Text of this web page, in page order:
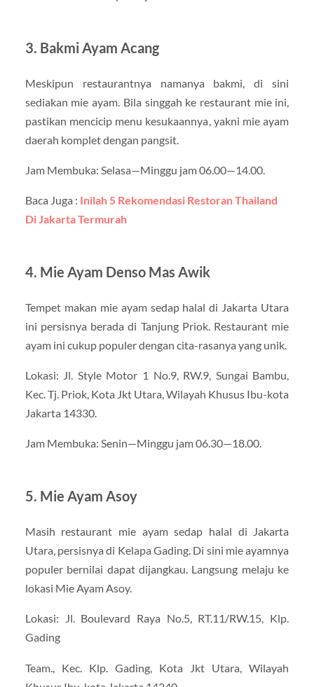
3. Bakmi Ayam Acang
Meskipun restaurantnya namanya bakmi, di sini
sediakan mie ayam. Bila singgah ke restaurant mie ini,
pastikan mencicip menu kesukaannya, yakni mie ayam
daerah komplet dengan pangsit.
Jam Membuka: Selasa—Minggu jam 06.00—14.00.
Baca Juga : Inilah 5 Rekomendasi Restoran Thailand
Di Jakarta Termurah
4. Mie Ayam Denso Mas Awik
Tempet makan mie ayam sedap halal di Jakarta Utara
ini persisnya berada di Tanjung Priok. Restaurant mie
ayam ini cukup populer dengan cita-rasanya yang unik.
Lokasi: Jl. Style Motor 1 No.9, RW.9, Sungai Bambu,
Kec. Tj. Priok, Kota Jkt Utara, Wilayah Khusus Ibu-kota
Jakarta 14330.
Jam Membuka: Senin—Minggu jam 06.30—18.00.
5. Mie Ayam Asoy
Masih restaurant mie ayam sedap halal di Jakarta
Utara, persisnya di Kelapa Gading. Di sini mie ayamnya
populer bernilai dapat dijangkau. Langsung melaju ke
lokasi Mie Ayam Asoy.
Lokasi: Jl. Boulevard Raya No.5, RT.11/RW.15, Klp.
Gading
Team., Kec. Klp. Gading, Kota Jkt Utara, Wilayah